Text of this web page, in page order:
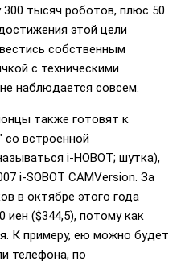
300 тысяч роботов, плюс 50
этой цели
собственным
с техническими
наблюдается совсем.
также готовят к
встроенной
i-HOBOT; шутка),
i-SOBOT CAMVersion. За
в октябре этого года
($344,5), потому как
К примеру, ею можно будет
телефона, по